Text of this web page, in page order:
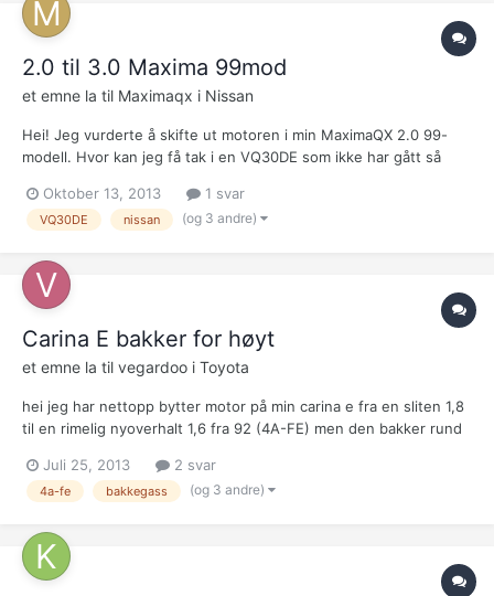
2.0 til 3.0 Maxima 99mod
et emne la til Maximaqx i Nissan
Hei! Jeg vurderte å skifte ut motoren i min MaximaQX 2.0 99-
modell. Hvor kan jeg få tak i en VQ30DE som ikke har gått så
til en motor som har flere kilometer bak seg. Har sett på ebay,
men ingen som sender til Norge. Hva me...
Oktober 13, 2013 1 svar
VQ30DE nissan (og 3 andre)
Carina E bakker for høyt
et emne la til vegardoo i Toyota
hei jeg har nettopp bytter motor på min carina e fra en sliten 1,8
til en rimelig nyoverhalt 1,6 fra 92 (4A-FE) men den bakker rund
på hva det kan være? alle kontakter og vakumslanger er i orden
og sjekket flere ganger. hvordan...
Juli 25, 2013 2 svar
4a-fe bakkegass (og 3 andre)